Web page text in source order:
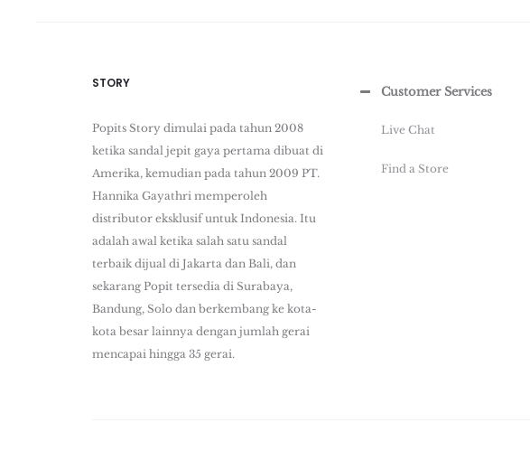
STORY
Popits Story dimulai pada tahun 2008
ketika sandal jepit gaya pertama dibuat di
Amerika, kemudian pada tahun 2009 PT.
Hannika Gayathri memperoleh
distributor eksklusif untuk Indonesia. Itu
adalah awal ketika salah satu sandal
terbaik dijual di Jakarta dan Bali, dan
sekarang Popit tersedia di Surabaya,
Bandung, Solo dan berkembang ke kota-
kota besar lainnya dengan jumlah gerai
mencapai hingga 35 gerai.
Customer Services
Live Chat
Find a Store